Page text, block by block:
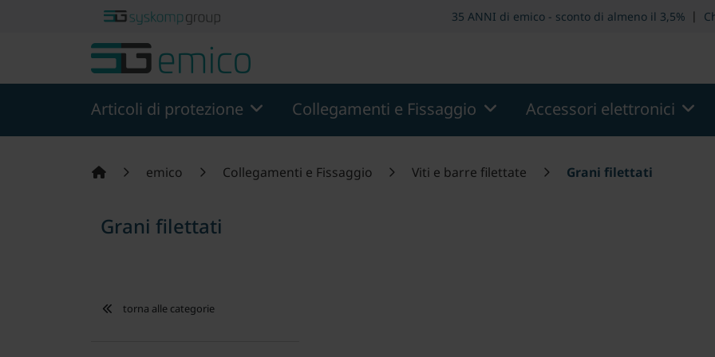
theme.modern::menu.screen_reader.skip_to_content theme.modern::menu.screen_reader.skip_to_header
35 ANNI di emico - sconto di almeno il 3,5% |
Articoli di protezione Collegamenti e Fissaggio Accessori elettronici
emico Collegamenti e Fissaggio Viti e barre filettate Grani filettati
Grani filettati
torna alle categorie